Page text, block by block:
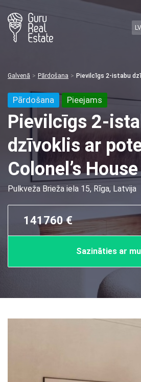
LV
Galvenā Pārdošana
Pārdošana Pieejams
Pievilcīgs 2-
dzīvoklis ar
Colonel’s House
Pulkveža Brieža iela 15, Rīga, Latvija
141760 €
Sazināties ar